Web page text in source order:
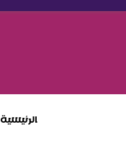
الرئيسية